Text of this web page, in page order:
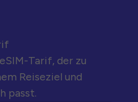
Tarif, der zu
Reiseziel und
passt.